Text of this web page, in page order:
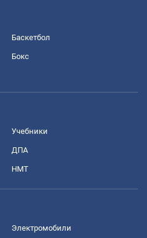
Баскетбол
Бокс
Учебники
ДПА
НМТ
Электромобили